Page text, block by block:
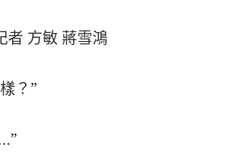
者 方敏 蔣雪鴻
？”